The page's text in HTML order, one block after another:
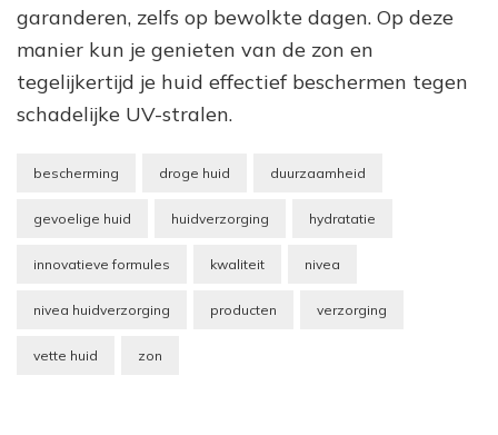
garanderen, zelfs op bewolkte dagen. Op deze
manier kun je genieten van de zon en
tegelijkertijd je huid effectief beschermen tegen
schadelijke UV-stralen.
bescherming droge huid duurzaamheid
gevoelige huid huidverzorging hydratatie
innovatieve formules kwaliteit nivea
nivea huidverzorging producten verzorging
vette huid zon